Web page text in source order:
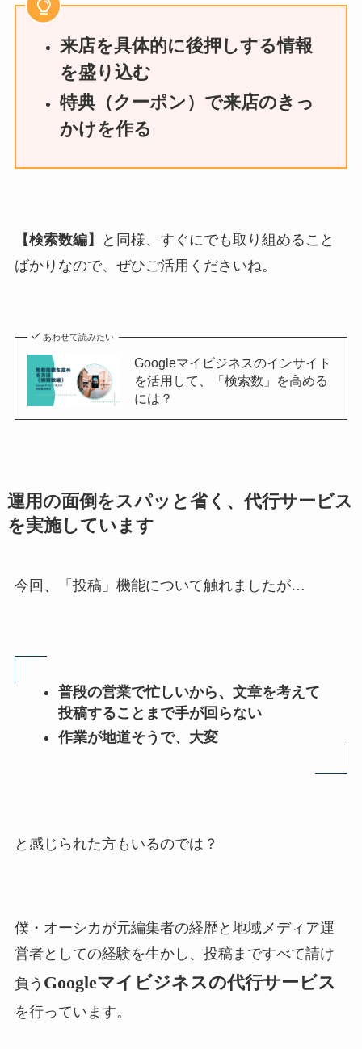
来店を具体的に後押しする情報
を盛り込む
特典（クーポン）で来店のきっ
かけを作る
【検索数編】
と同様、すぐにでも取り組めること
ばかりなので、ぜひご活用くださいね。
あわせて読みたい
Googleマイビジネスのインサイト
を活用して、「検索数」を高める
には？
運用の面倒をスパッと省く、代行サービス
を実施しています
今回、「投稿」機能について触れましたが…
普段の営業で忙しいから、文章を考えて
投稿することまで手が回らない
作業が地道そうで、大変
と感じられた方もいるのでは？
僕・オーシカが元編集者の経歴と地域メディア運
営者としての経験を生かし、投稿まですべて請け
負う Googleマイビジネスの代行サービス
を行っています。